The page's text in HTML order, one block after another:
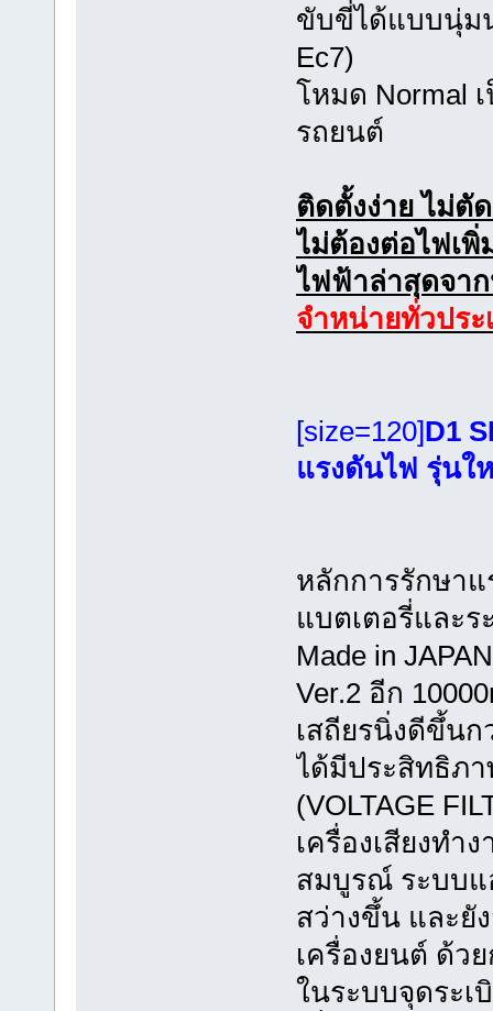
ขับขี่ได้แบบนุ่ม
Ec7)
โหมด Normal
รถยนต์
ติดตั้งง่าย ไม่ตั
ไม่ต้องต่อไฟเพิ่
ไฟฟ้าล่าสุดจาก
จำหน่ายทั่วประ
[size=120]D1
แรงดันไฟ รุ่นใ
หลักการรักษาแ
แบตเตอรี่และร
Made in
Ver.2 อีก
เสถียรนิ่งดีขึ้น
ได้มีประสิทธิภ
(VOLTAGE
เครื่องเสียงท
สมบูรณ์ ระบบ
สว่างขึ้น และยั
เครื่องยนต์ ด้
ในระบบจุดระเ